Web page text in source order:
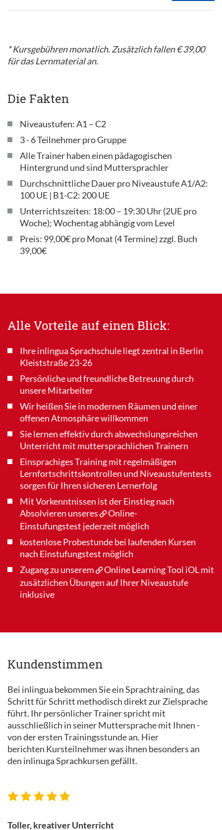
* Kursgebühren monatlich. Zusätzlich fallen € 39,00
für das Lernmaterial an.
Die Fakten
Niveaustufen: A1 – C2
3 - 6 Teilnehmer pro Gruppe
Alle Trainer haben einen pädagogischen
Hintergrund und sind Muttersprachler
Durchschnittliche Dauer pro Niveaustufe A1/A2:
100 UE | B1-C2: 200 UE
Unterrichtszeiten: 18:00 – 19:30 Uhr (2UE pro
Woche); Wochentag abhängig vom Level
Preis: 99,00€ pro Monat (4 Termine) zzgl. Buch
39,00€
Alle Vorteile auf einen Blick:
Ihre inlingua Sprachschule liegt zentral in Berlin
Kleiststraße 23-26
Persönliche und freundliche Betreuung durch
unsere Mitarbeiter
Wir heißen Sie in modernen Räumen und einer
offenen Atmosphäre willkommen
Sie lernen effektiv durch abwechslungsreichen
Unterricht mit muttersprachlichen Trainern
Einsprachiges Training mit regelmäßigen
Lernfortschrittskontrollen und Niveaustufentests
sorgen für Ihren sicheren Lernerfolg
Mit Vorkenntnissen ist der Einstieg nach
Absolvieren unseres
Online-
Einstufungstest jederzeit möglich
kostenlose Probestunde bei laufenden Kursen
nach Einstufungstest möglich
Zugang zu unserem
Online Learning Tool iOLmit
zusätzlichen Übungen auf Ihrer Niveaustufe
inklusive
Kundenstimmen
Bei inlingua bekommen Sie ein Sprachtraining, das
Schritt für Schritt methodisch direkt zur Zielsprache
führt. Ihr persönlicher Trainer spricht mit
ausschließlich in seiner Muttersprache mit Ihnen -
von der ersten Trainingsstunde an. Hier
berichten Kursteilnehmer was ihnen besonders an
den inlinuga Sprachkursen gefällt.
Toller, kreativer Unterricht